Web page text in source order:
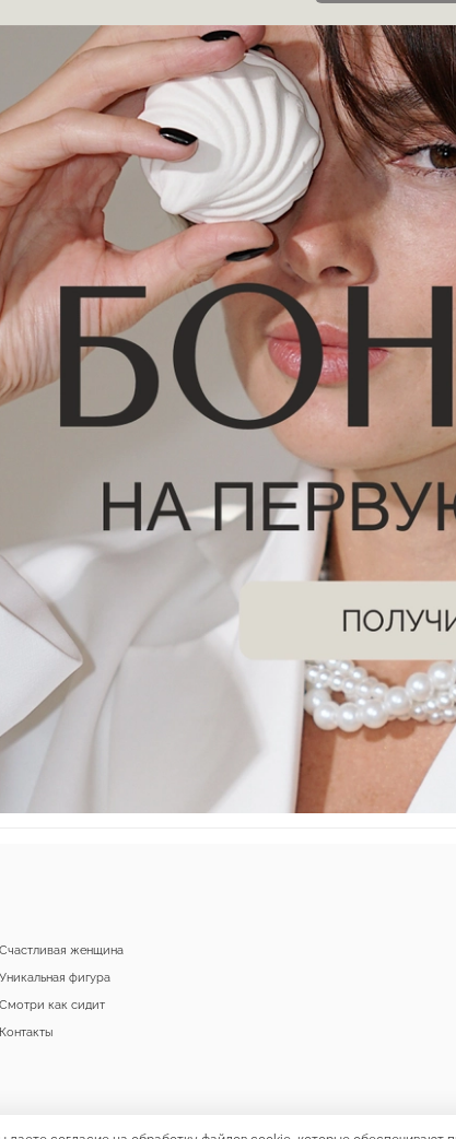
Счастливая женщина
Уникальная фигура
Смотри как сидит
Контакты